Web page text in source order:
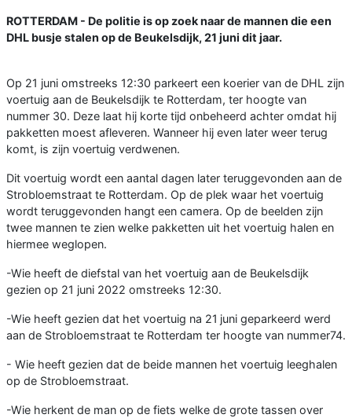
ROTTERDAM - De politie is op zoek naar de mannen die een
DHL busje stalen op de Beukelsdijk, 21 juni dit jaar.
Op 21 juni omstreeks 12:30 parkeert een koerier van de DHL zijn
voertuig aan de Beukelsdijk te Rotterdam, ter hoogte van
nummer 30. Deze laat hij korte tijd onbeheerd achter omdat hij
pakketten moest afleveren. Wanneer hij even later weer terug
komt, is zijn voertuig verdwenen.
Dit voertuig wordt een aantal dagen later teruggevonden aan de
Strobloemstraat te Rotterdam. Op de plek waar het voertuig
wordt teruggevonden hangt een camera. Op de beelden zijn
twee mannen te zien welke pakketten uit het voertuig halen en
hiermee weglopen.
-Wie heeft de diefstal van het voertuig aan de Beukelsdijk
gezien op 21 juni 2022 omstreeks 12:30.
-Wie heeft gezien dat het voertuig na 21 juni geparkeerd werd
aan de Strobloemstraat te Rotterdam ter hoogte van nummer74.
- Wie heeft gezien dat de beide mannen het voertuig leeghalen
op de Strobloemstraat.
-Wie herkent de man op de fiets welke de grote tassen over